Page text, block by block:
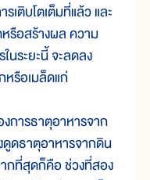
บโตเต็มที่แล้ว และ
หรือสร้างผล ความ
นระยะนี้ จะลดลง
หรือเมล็ดแก่
รธาตุอาหารจาก
ดธาตุอาหารจากดิน
กที่สุดก็คือ ช่วงที่สอง